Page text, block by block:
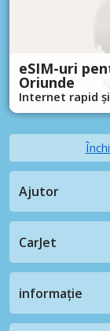
eSIM-uri
Oriunde
Internet rapid
Ajutor
CarJet
informație